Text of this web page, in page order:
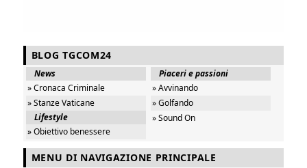
BLOG TGCOM24
News
» Cronaca Criminale
» Stanze Vaticane
Lifestyle
» Obiettivo benessere
Piaceri e passioni
» Avvinando
» Golfando
» Sound On
MENU DI NAVIGAZIONE PRINCIPALE